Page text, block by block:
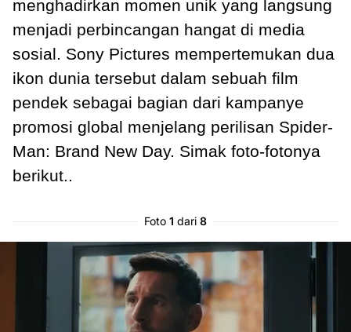
menghadirkan momen unik yang langsung
menjadi perbincangan hangat di media
sosial. Sony Pictures mempertemukan dua
ikon dunia tersebut dalam sebuah film
pendek sebagai bagian dari kampanye
promosi global menjelang perilisan Spider-
Man: Brand New Day. Simak foto-fotonya
berikut..
Foto 1 dari 8